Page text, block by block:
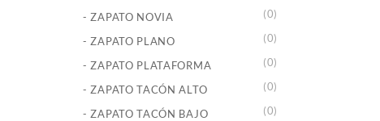
- ZAPATO NOVIA (0)
- ZAPATO PLANO (0)
- ZAPATO PLATAFORMA (0)
- ZAPATO TACÓN ALTO (0)
- ZAPATO TACÓN BAJO (0)